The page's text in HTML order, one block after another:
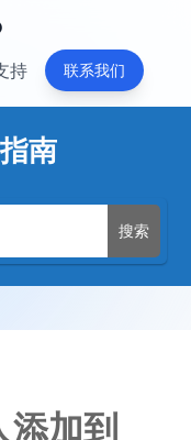
持 联系我们
南
搜索
加到